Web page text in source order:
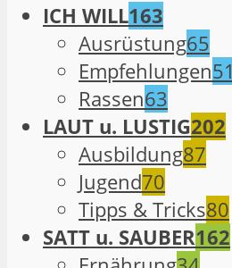
ICH WILL163
Ausrüstung65
Empfehlungen51
Rassen63
LAUT u. LUSTIG202
Ausbildung87
Jugend70
Tipps & Tricks80
SATT u. SAUBER162